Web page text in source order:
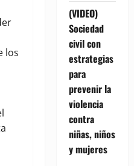
los
(VIDEO)
Sociedad
civil con
estrategias
para
prevenir la
violencia
contra
niñas, niños
y mujeres